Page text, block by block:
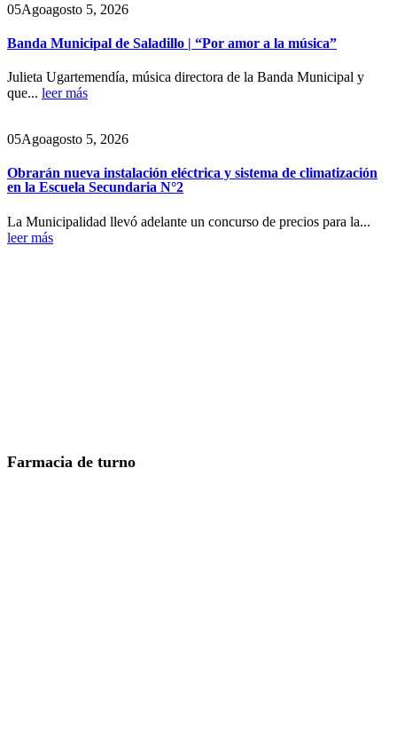
05Agoagosto 5, 2026
Banda Municipal de Saladillo | “Por amor a la música”
Julieta Ugartemendía, música directora de la Banda Municipal y
que... leer más
05Agoagosto 5, 2026
Obrarán nueva instalación eléctrica y sistema de climatización
en la Escuela Secundaria N°2
La Municipalidad llevó adelante un concurso de precios para la...
leer más
Farmacia de turno